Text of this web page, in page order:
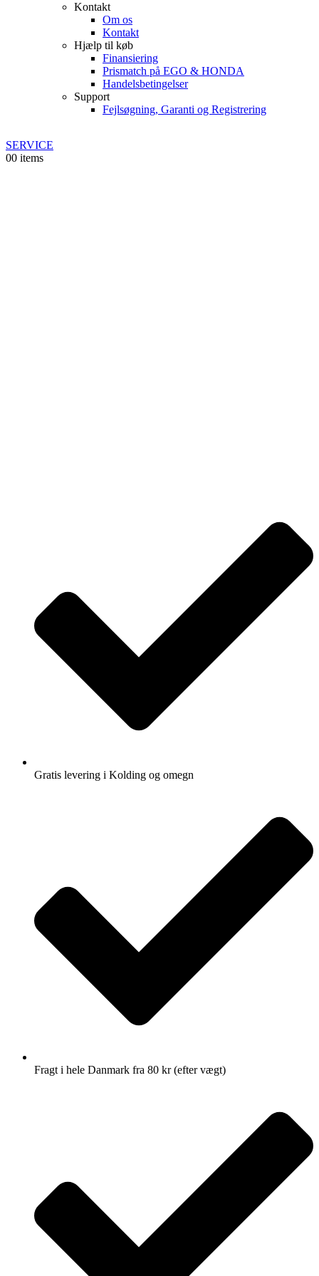
Kontakt
Om os
Kontakt
Hjælp til køb
Finansiering
Prismatch på EGO & HONDA
Handelsbetingelser
Support
Fejlsøgning, Garanti og Registrering
SERVICE
00 items
Gratis levering i Kolding og omegn
Fragt i hele Danmark fra 80 kr (efter vægt)